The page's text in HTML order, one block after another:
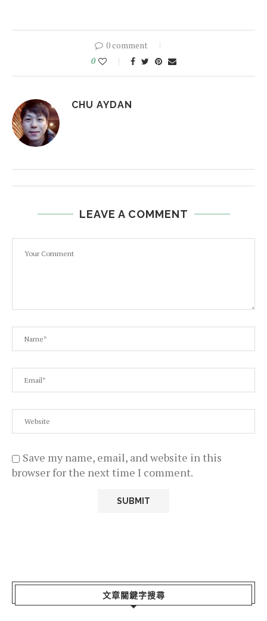
0 comment
0
CHU AYDAN
LEAVE A COMMENT
Save my name, email, and website in this
browser for the next time I comment.
文章關鍵字搜尋